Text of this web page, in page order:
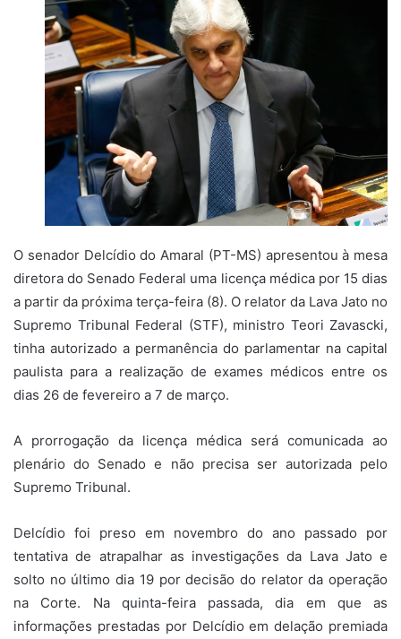
O senador Delcídio do Amaral (PT-MS) apresentou à mesa
diretora do Senado Federal uma licença médica por 15 dias
a partir da próxima terça-feira (8). O relator da Lava Jato no
Supremo Tribunal Federal (STF), ministro Teori Zavascki,
tinha autorizado a permanência do parlamentar na capital
paulista para a realização de exames médicos entre os
dias 26 de fevereiro a 7 de março.
A prorrogação da licença médica será comunicada ao
plenário do Senado e não precisa ser autorizada pelo
Supremo Tribunal.
Delcídio foi preso em novembro do ano passado por
tentativa de atrapalhar as investigações da Lava Jato e
solto no último dia 19 por decisão do relator da operação
na Corte. Na quinta-feira passada, dia em que as
informações prestadas por Delcídio em delação premiada